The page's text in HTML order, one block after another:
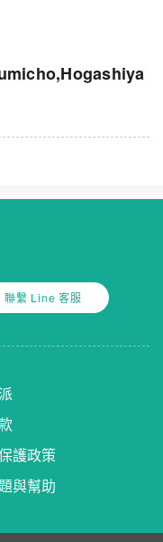
聯繫 Line 客服
護政策
與幫助